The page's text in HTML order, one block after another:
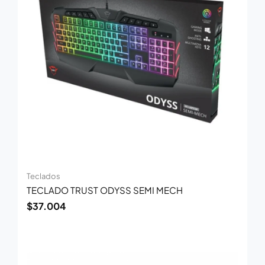
Teclados
TECLADO TRUST ODYSS SEMI MECH
$37.004